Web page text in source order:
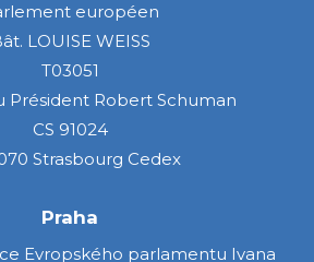
européen
LOUISE WEISS
T03051
Président Robert Schuman
CS 91024
Strasbourg Cedex
Praha
Evropského parlamentu Ivana